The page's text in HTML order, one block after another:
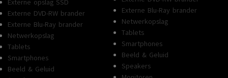
Externe opslag SSD
Externe DVD-RW brander
Externe Blu-Ray brander
Netwerkopslag
Tablets
Smartphones
Beeld & Geluid
Externe Blu-Ray brander
Netwerkopslag
Tablets
Smartphones
Beeld & Geluid
Speakers